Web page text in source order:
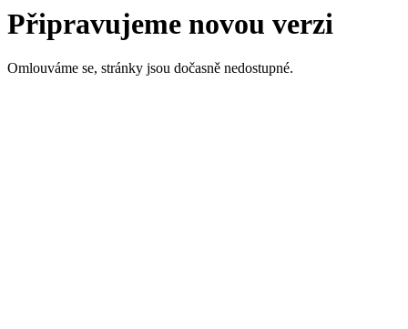
Připravujeme novou verzi
Omlouváme se, stránky jsou dočasně nedostupné.